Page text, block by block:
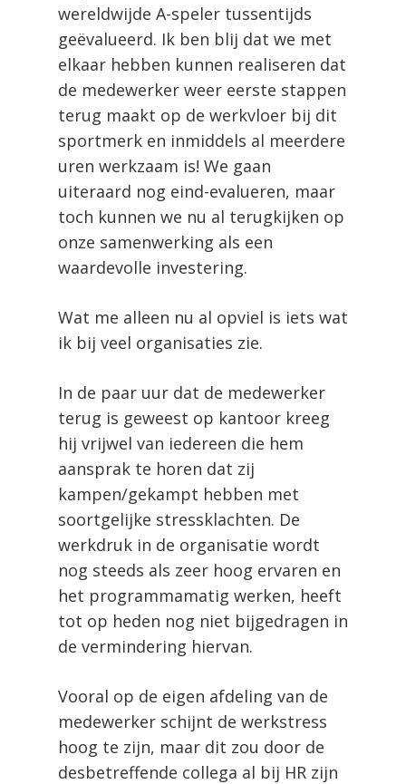
wereldwijde A-speler tussentijds
geëvalueerd. Ik ben blij dat we met
elkaar hebben kunnen realiseren dat
de medewerker weer eerste stappen
terug maakt op de werkvloer bij dit
sportmerk en inmiddels al meerdere
uren werkzaam is! We gaan
uiteraard nog eind-evalueren, maar
toch kunnen we nu al terugkijken op
onze samenwerking als een
waardevolle investering.
Wat me alleen nu al opviel is iets wat
ik bij veel organisaties zie.
In de paar uur dat de medewerker
terug is geweest op kantoor kreeg
hij vrijwel van iedereen die hem
aansprak te horen dat zij
kampen/gekampt hebben met
soortgelijke stressklachten. De
werkdruk in de organisatie wordt
nog steeds als zeer hoog ervaren en
het programmamatig werken, heeft
tot op heden nog niet bijgedragen in
de vermindering hiervan.
Vooral op de eigen afdeling van de
medewerker schijnt de werkstress
hoog te zijn, maar dit zou door de
desbetreffende collega al bij HR zijn